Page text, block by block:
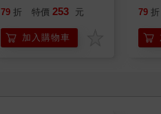
79 折 特價 253 元
加入購物車
79 折